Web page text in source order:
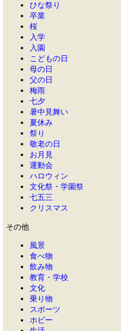
ひな祭り
卒業
桜
入学
入園
こどもの日
母の日
父の日
梅雨
七夕
暑中見舞い
夏休み
祭り
敬老の日
お月見
運動会
ハロウィン
文化祭・学園祭
七五三
クリスマス
その他
風景
食べ物
飲み物
教育・学校
文化
乗り物
スポーツ
ホビー